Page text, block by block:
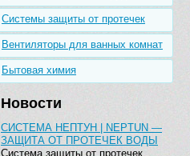
Системы защиты от протечек
Вентиляторы для ванных комнат
Бытовая химия
Новости
СИСТЕМА НЕПТУН | NEPTUN —
ЗАЩИТА ОТ ПРОТЕЧЕК ВОДЫ
Система защиты от протечек